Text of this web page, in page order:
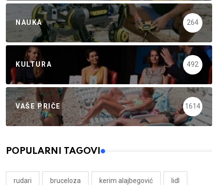
NAUKA 264
KULTURA 492
VAŠE PRIČE 1614
POPULARNI TAGOVI
rudari bruceloza kerim alajbegović lidl